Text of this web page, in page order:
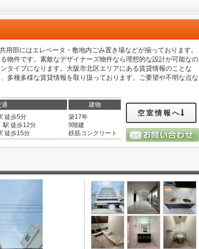
部にはエレベータ・敷地内ごみ置き場などが揃っております。
物件です。素敵なデザイナーズ物件なら理想的な設計が可能なの
タイプになります。大阪市北区エリアにある賃貸情報のことな
多種多様な賃貸情報を取り扱っております。ご要望や不明な点な
通 建物
徒歩5分
駅 徒歩12分
徒歩15分
築17年
9階建
鉄筋コンクリート
空室情報へ